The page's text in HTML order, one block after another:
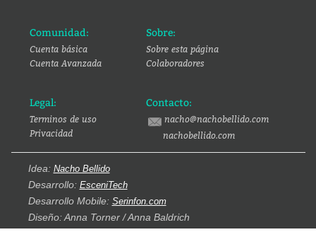
Comunidad:
Cuenta básica
Cuenta Avanzada
Sobre:
Sobre esta página
Colaboradores
Legal:
Terminos de uso
Privacidad
Contacto:
nacho@nachobellido.com
nachobellido.com
Idea: Nacho Bellido
Desarrollo: EsceniTech
Desarrollo Mobile: Serinfon.com
Diseño: Anna Torner / Anna Baldrich